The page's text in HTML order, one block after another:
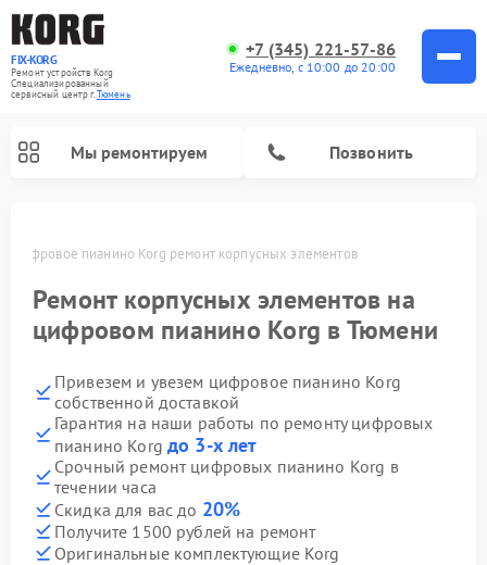
FIX-KORG
Ремонт устройств Korg
Специализированный
cервисный центр г.Тюмень
+7 (345) 221-57-86
Ежедневно, с 10:00 до 20:00
Мы ремонтируем Позвонить
Цифровое пианино Korg ремонт корпусных элементов
Ремонт корпусных элементов на
цифровом пианино Korg в Тюмени
Привезем и увезем цифровое пианино Korg
собственной доставкой
Гарантия на наши работы по ремонту цифровых
пианино Korg до 3-х лет
Срочный ремонт цифровых пианино Korg в
течении часа
Скидка для вас до 20%
Получите 1500 рублей на ремонт
Оригинальные комплектующие Korg